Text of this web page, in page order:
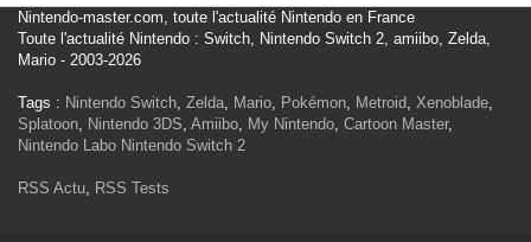
Nintendo-master.com, toute l'actualité Nintendo en France
Toute l'actualité Nintendo : Switch, Nintendo Switch 2, amiibo, Zelda,
Mario - 2003-2026
Tags : Nintendo Switch, Zelda, Mario, Pokémon, Metroid, Xenoblade,
Splatoon, Nintendo 3DS, Amiibo, My Nintendo, Cartoon Master,
Nintendo Labo Nintendo Switch 2
RSS Actu, RSS Tests